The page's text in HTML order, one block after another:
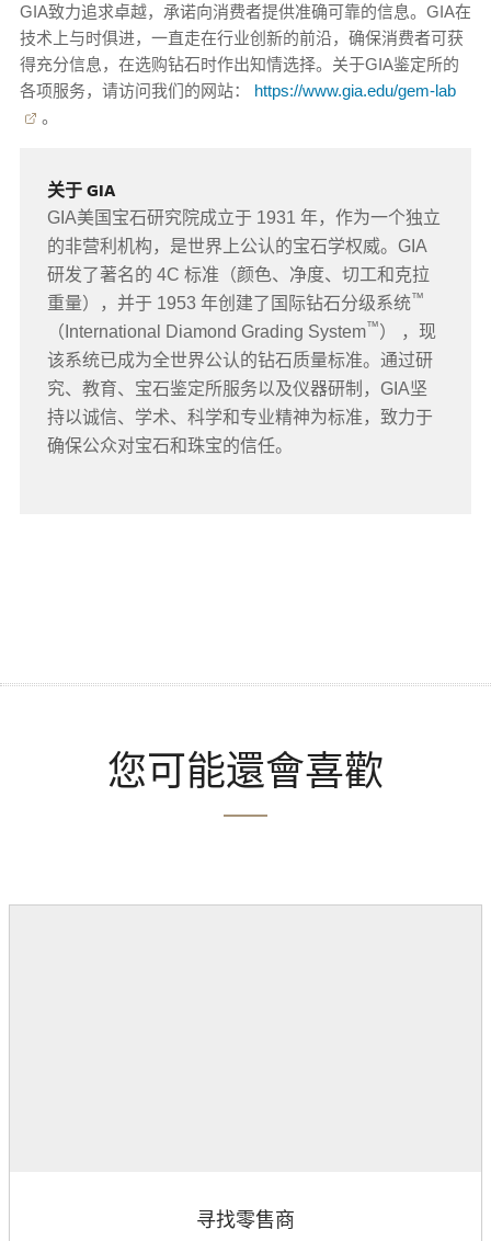
GIA致力追求卓越，承诺向消费者提供准确可靠的信息。GIA在
技术上与时俱进，一直走在行业创新的前沿，确保消费者可获
得充分信息，在选购钻石时作出知情选择。关于GIA鉴定所的
各项服务，请访问我们的网站： https://www.gia.edu/gem-lab
。
关于 GIA
GIA美国宝石研究院成立于 1931 年，作为一个独立
的非营利机构，是世界上公认的宝石学权威。GIA
研发了著名的 4C 标准（颜色、净度、切工和克拉
重量），并于 1953 年创建了国际钻石分级系统™
（International Diamond Grading System™） ，现
该系统已成为全世界公认的钻石质量标准。通过研
究、教育、宝石鉴定所服务以及仪器研制，GIA坚
持以诚信、学术、科学和专业精神为标准，致力于
确保公众对宝石和珠宝的信任。
您可能還會喜歡
寻找零售商